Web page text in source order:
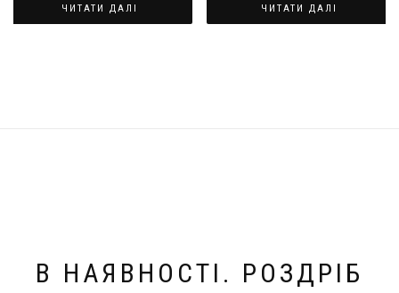
ЧИТАТИ ДАЛІ ЧИТАТИ ДАЛІ
В НАЯВНОСТІ. РОЗДРІБ